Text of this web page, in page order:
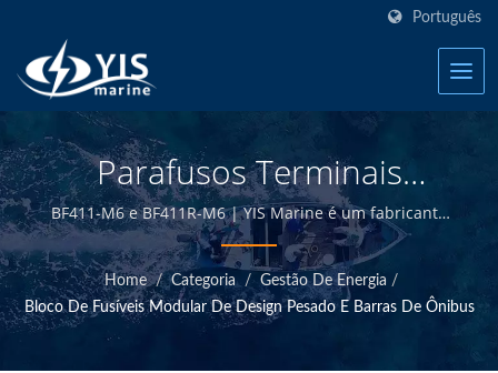
Português
Parafusos Terminais
Individuais De Alta
Resistência (M6, M8, M10)
| Blocos De Fusíveis
Marinhos - Fabricante De
BF411-M6 e BF411R-M6 | YIS Marine é um fabricante
profissional dedicado a fornecer produtos elétricos e
eletrônicos marítimos de alta qualidade. Ao projetar e
fabricar internamente e ter controle de qualidade na
sede de Taiwan, somos capazes de oferecer produtos
marítimos de alta qualidade a preços competitivos.
Home / Categoria / Gestão De Energia /
Bloco De Fusíveis Modular De Design Pesado E Barras De Ônibus